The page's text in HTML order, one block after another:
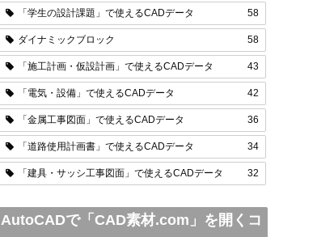
「学生の設計課題」で使えるCADデータ 58
ダイナミックブロック 58
「施工計画・仮設計画」で使えるCADデータ 43
「電気・設備」で使えるCADデータ 42
「金属工事図面」で使えるCADデータ 36
「道路使用計画書」で使えるCADデータ 34
「建具・サッシ工事図面」で使えるCADデータ 32
AutoCADで「CAD素材.com」を開くコ